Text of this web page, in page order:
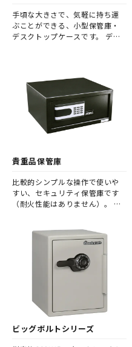
手頃な大きさで、気軽に持ち運
ぶことができる、小型保管庫・
デスクトップケースです。 デス
貴重品保管庫
比較的シンプルな操作で使いや
すい、セキュリティ保管庫です
（耐火性能はありません）。 オ
貴重品管理まで、幅広くご使用
ビッグボルトシリーズ